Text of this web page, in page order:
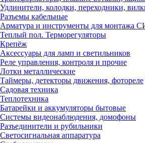
Удлинители, колодки, переходники,
Разъемы кабельные
Арматура и инструменты для монтажа
Теплый пол. Терморегуляторы
Крепёж
Аксессуары для ламп и светильников
Реле управления, контроля и прочие
Лотки металлические
Таймеры, детекторы движения, фотореле
Садовая техника
Теплотехника
Батарейки и аккумуляторы бытовые
Системы видеонаблюдения, домофоны
Разъединители и рубильники
Светосигнальная аппаратура